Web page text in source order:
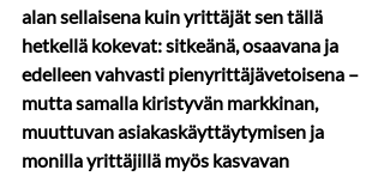
alan sellaisena kuin yrittäjät sen tällä
hetkellä kokevat: sitkeänä, osaavana ja
edelleen vahvasti pienyrittäjävetoisena –
mutta samalla kiristyvän markkinan,
muuttuvan asiakaskäyttäytymisen ja
monilla yrittäjillä myös kasvavan